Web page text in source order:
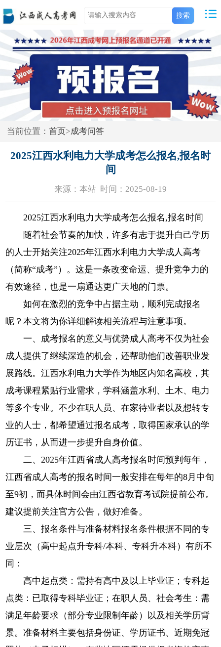
当前位置： 首页>成考问答
2025江西水利电力大学成考怎么报名,报名时
间
来源：本站 时间：2025-08-19
2025江西水利电力大学成考怎么报名,报名时间
随着社会节奏的加快，许多有志于提升自己学历
的人士开始关注2025年江西水利电力大学成人高考
（简称“成考”）。这是一条改变命运、提升竞争力的
有效途径，也是一扇通达更广天地的门票。
如何在激烈的竞争中占据主动，顺利完成报名
呢？本文将为你详细解读相关流程与注意事项。
一、成考报名的意义与优势成人高考不仅为社会
成人提供了继续深造的机会，还帮助他们改善职业发
展路线。江西水利电力大学作为地区内知名高校，其
成考课程紧贴行业需求，学科涵盖水利、土木、电力
等多个专业。不少在职人员、在家待业者以及想转专
业的人士，都希望通过报名成考，取得国家承认的学
历证书，从而进一步提升自身价值。
二、2025年江西省成人高考报名时间预判每年，
江西省成人高考的报名时间一般安排在每年的8月中旬
至9初，而具体时间会由江西省教育考试院提前公布。
建议提前关注官方公告，做好准备。
三、报名条件与准备材料报名条件根据不同的专
业层次（高中起点升专科/本科、专科升本科）有所不
同：
高中起点类：需持有高中及以上毕业证；专科起
点类：已取得专科毕业证；在职人员、社会考生：需
满足年龄要求（部分专业限制年龄）以及相关学历背
景。准备材料主要包括身份证、学历证书、近期免冠